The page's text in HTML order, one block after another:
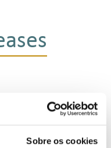
Sobre os cookies